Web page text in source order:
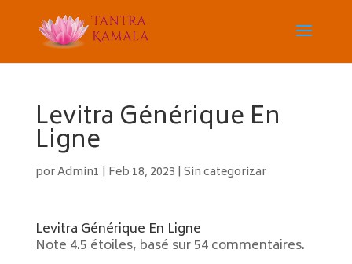
Levitra Générique En
Ligne
porAdmin1 | Feb 18, 2023 | Sin categorizar
Levitra Générique En Ligne
Note 4.5 étoiles, basé sur54commentaires.